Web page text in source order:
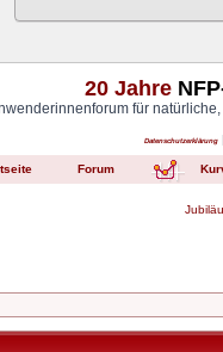
20 Jahre
für
Datenschutzerklärung
Forum